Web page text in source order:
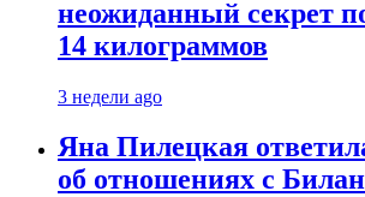
неожиданный секрет
14 килограммов
3 недели ago
Яна Пилецкая
об отношениях с